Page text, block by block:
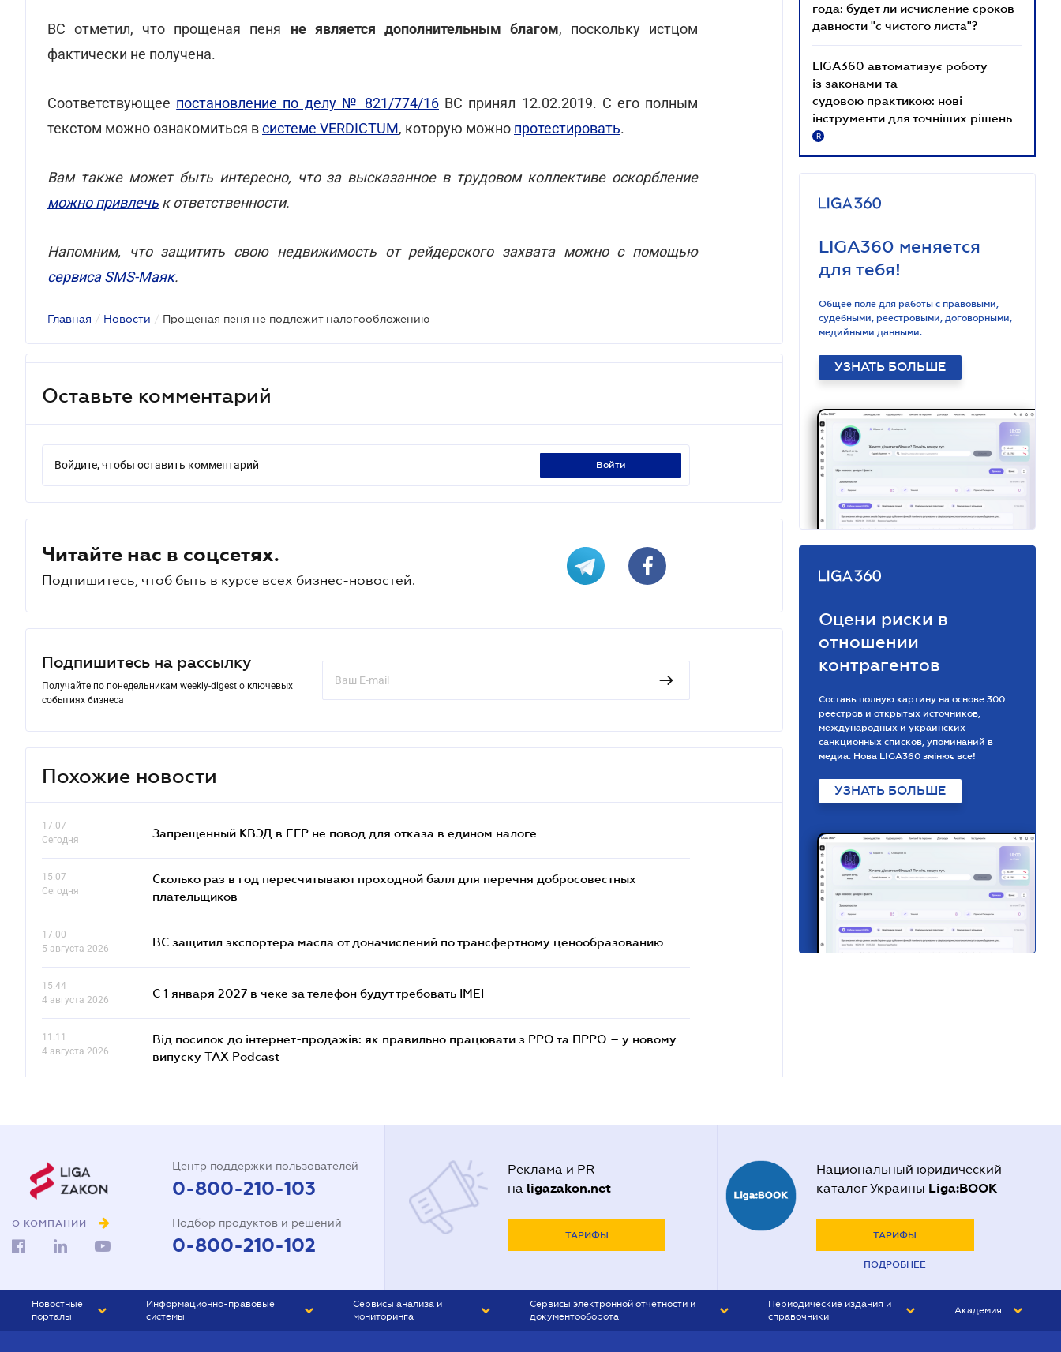
ВС отметил, что прощеная пеня не является дополнительным благом, поскольку истцом
фактически не получена.
Соответствующее постановление по делу № 821/774/16 ВС принял 12.02.2019. С его полным
текстом можно ознакомиться всистеме VERDICTUM, которую можно протестировать.
Вам также может быть интересно, что за высказанное в трудовом коллективе оскорбление
можно привлечь к ответственности.
Напомним, что защитить свою недвижимость от рейдерского захвата можно с помощью
сервиса SMS-Маяк.
Главная / Новости / Прощеная пеня не подлежит налогообложению
Оставьте комментарий
Войдите, чтобы оставить комментарий войти
Читайте нас в соцсетях.
Подпишитесь, чтоб быть в курсе всех бизнес-новостей.
Подпишитесь на рассылку
Получайте по понедельникам weekly-digest о ключевых
событиях бизнеса
Похожие новости
17.07
Сегодня
Запрещенный КВЭД в ЕГР не повод для отказа в едином налоге
15.07
Сегодня
Сколько раз в год пересчитывают проходной балл для перечня добросовестных
плательщиков
17.00
5 августа 2026
ВС защитил экспортера масла от доначислений по трансфертному ценообразованию
15.44
4 августа 2026
С 1 января 2027 в чеке за телефон будут требовать IMEI
11.11
4 августа 2026
Від посилок до інтернет-продажів: як правильно працювати з РРО та ПРРО – у новому
випуску TAX Podcast
года: будет ли исчисление сроков
давности "с чистого листа"?
LIGA360 автоматизує роботу
із законами та
судовою практикою: нові
інструменти для точніших рішень
R
LIGA360 меняется
для тебя!
Общее поле для работы с правовыми,
судебными, реестровыми, договорными,
медийными данными.
УЗНАТЬ БОЛЬШЕ
Оцени риски в
отношении
контрагентов
Составь полную картину на основе 300
реестров и открытых источников,
международных и украинских
санкционных списков, упоминаний в
медиа. Нова LIGA360 змінює все!
УЗНАТЬ БОЛЬШЕ
О КОМПАНИИ
Центр поддержки пользователей
0-800-210-103
Подбор продуктов и решений
0-800-210-102
Реклама и PR
на ligazakon.net
ТАРИФЫ
Национальный юридический
каталог Украины Liga:BOOK
ТАРИФЫ
ПОДРОБНЕЕ
Новостные
порталы
Информационно-правовые
системы
Сервисы анализа и
мониторинга
Сервисы электронной отчетности и
документооборота
Периодические издания и
справочники
Академия